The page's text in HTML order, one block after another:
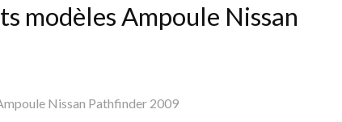
modèles Ampoule Nissan
Nissan Pathfinder 2009